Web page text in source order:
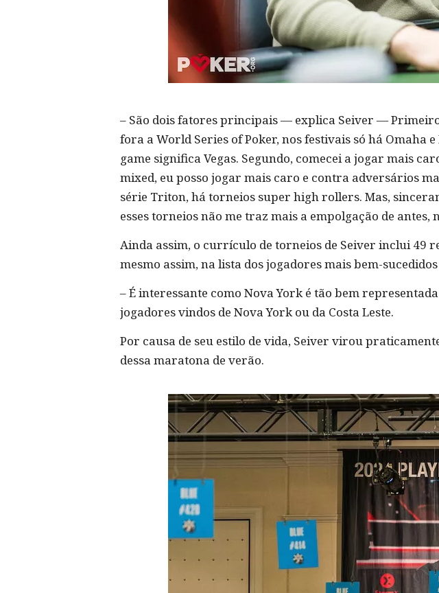
– São dois fatores principais — explica Seiver —
fora a World Series of Poker, nos festivais só há Omaha
game significa Vegas. Segundo, comecei a jogar mais
mixed, eu posso jogar mais caro e contra adversários
série Triton, há torneios super high rollers. Mas,
esses torneios não me traz mais a empolgação de antes,
Ainda assim, o currículo de torneios de Seiver inclui 49
mesmo assim, na lista dos jogadores mais bem-
– É interessante como Nova York é tão bem
jogadores vindos de Nova York ou da Costa Leste.
Por causa de seu estilo de vida, Seiver virou
dessa maratona de verão.